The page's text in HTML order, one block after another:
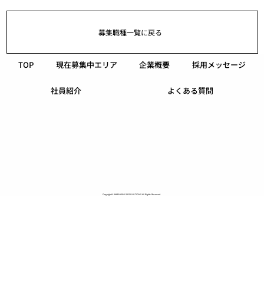
募集職種一覧に戻る
TOP 現在募集中エリア 企業概要 採用メッセージ
社員紹介 よくある質問
Copyright© KAKEHASHI SKYSOLUTIONS AII Rights Reserved.